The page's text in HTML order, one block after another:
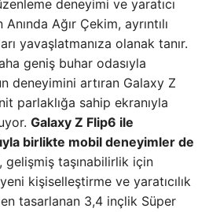
deneyimi ve yaratıcı
Ağır Çekim, ayrıntılı
yavaşlatmanıza olanak tanır.
geniş buhar odasıyla
deneyimini artıran Galaxy Z
parlaklığa sahip ekranıyla
Galaxy Z Flip6 ile
birlikte mobil deneyimler de
gelişmiş taşınabilirlik için
kişiselleştirme ve yaratıcılık
tasarlanan 3,4 inçlik Süper